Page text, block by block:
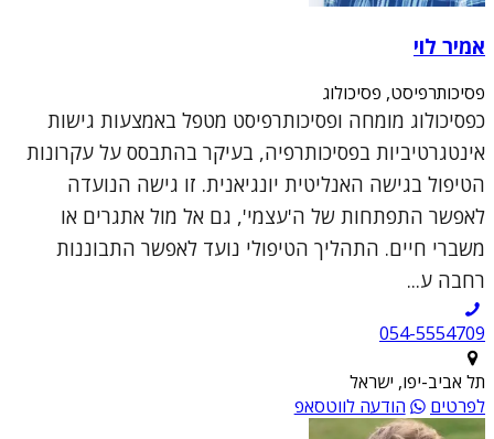
אמיר לוי
פסיכותרפיסט, פסיכולוג
כפסיכולוג מומחה ופסיכותרפיסט מטפל באמצעות גישות
אינטגרטיביות בפסיכותרפיה, בעיקר בהתבסס על עקרונות
הטיפול בגישה האנליטית יונגיאנית. זו גישה הנועדה
לאפשר התפתחות של ה'עצמי', גם אל מול אתגרים או
משברי חיים. התהליך הטיפולי נועד לאפשר התבוננות
רחבה ע...
054-5554709
תל אביב-יפו, ישראל
לפרטים
הודעה לווטסאפ